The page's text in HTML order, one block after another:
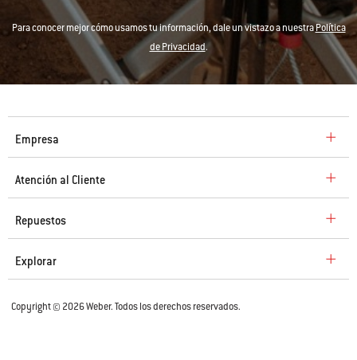
Para conocer mejor cómo usamos tu información, dale un vistazo a nuestraPolítica
de Privacidad.
Empresa
Atención al Cliente
Repuestos
Explorar
Copyright © 2026 Weber. Todos los derechos reservados.